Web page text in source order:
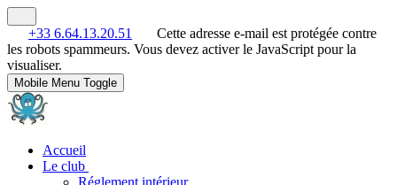
+33 6.64.13.20.51
Cette adresse e-mail est protégée contre
les robots spammeurs. Vous devez activer le JavaScript pour la
visualiser.
Mobile Menu Toggle
Accueil
Le club
Réglement intérieur